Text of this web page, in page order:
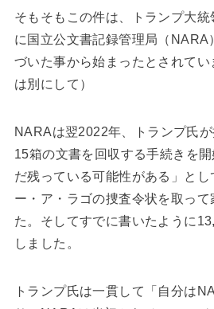
そもそもこの件は、トランプ大統
に国立公文書記録管理局（NARA
づいた事から始まったとされて
は別にして）
NARAは翌2022年、トランプ氏
15箱の文書を回収する手続きを
だ残っている可能性がある」と
ー・ア・ラゴの捜査令状を取って
た。そしてすでに書いたように
しました。
トランプ氏は一貫して「自分は